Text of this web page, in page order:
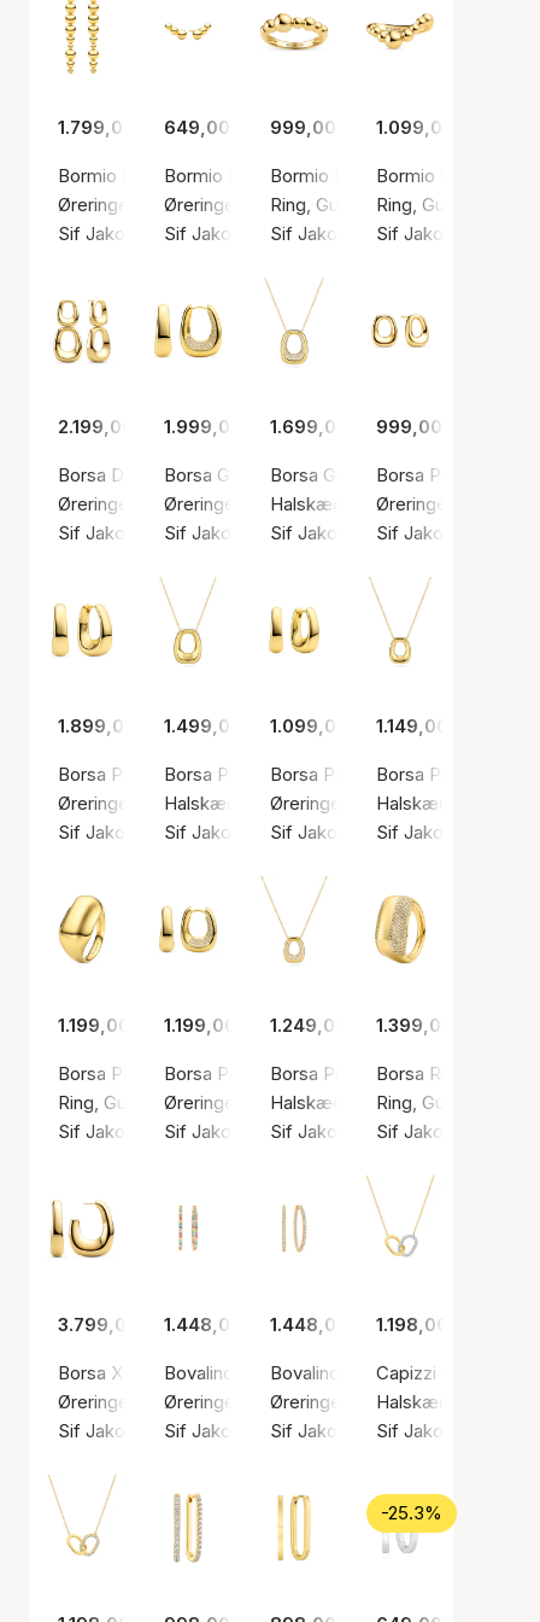
1.799,00 kr.
Bormio Lungo Earrings
Øreringe, Guld farve / Forgyldt sølv sterling 925
Sif Jakobs Jewellery
649,00 kr.
Bormio Piccolo Earrings
Øreringe, Guld farve / Forgyldt sølv sterling
Sif Jakobs Jewellery
999,00 kr.
Bormio Ring
Ring, Guld farve / Forgyldt sølv
Sif Jakobs Jewellery
1.099,00 kr.
Bormio Wave Ring
Ring, Guld farve /
Sif Jakobs
2.199,00 kr.
Borsa Due Earrings
Øreringe, Guld farve / Forgyldt sølv sterling 925
Sif Jakobs Jewellery
1.999,00 kr.
Borsa Grande Earrings
Øreringe, Guld farve / Forgyldt sølv sterling
Sif Jakobs Jewellery
1.699,00 kr.
Borsa Grande Necklace
Halskæde, Guld farve / Forgyldt
Sif Jakobs Jewellery
999,00 kr.
Borsa Parvus
Øreringe, Guld
Sif Jakobs
1.899,00 kr.
Borsa Pianura Grande Earrings
Øreringe, Guld farve / Forgyldt sølv sterling 925
Sif Jakobs Jewellery
1.499,00 kr.
Borsa Pianura Grande Necklace
Halskæde, Guld farve / Forgyldt sølv sterling
Sif Jakobs Jewellery
1.099,00 kr.
Borsa Pianura Piccolo Earrings
Øreringe, Guld farve / Forgyldt
Sif Jakobs Jewellery
1.149,00 kr.
Borsa Pianura
Halskæde, Guld
Sif Jakobs
1.199,00 kr.
Borsa Pianura Ring
Ring, Guld farve / Forgyldt sølv sterling 925
Sif Jakobs Jewellery
1.199,00 kr.
Borsa Piccolo Earrings
Øreringe, Guld farve / Forgyldt sølv sterling
Sif Jakobs Jewellery
1.249,00 kr.
Borsa Piccolo Necklace
Halskæde, Guld farve / Forgyldt
Sif Jakobs Jewellery
1.399,00 kr.
Borsa Ring
Ring, Guld farve /
Sif Jakobs
3.799,00 kr.
Borsa X-Grande Earrings
Øreringe, Guld farve / Forgyldt sølv sterling 925
Sif Jakobs Jewellery
1.448,00 kr.
Bovalino Color Earrings
Øreringe, Guld farve / Forgyldt sølv sterling
Sif Jakobs Jewellery
1.448,00 kr.
Bovalino Earrings
Øreringe, Guld farve / Forgyldt
Sif Jakobs Jewellery
1.198,00 kr.
Capizzi Due
Halskæde, Guld
Sif Jakobs
-25.3%